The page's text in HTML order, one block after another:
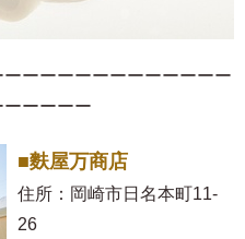
ーーーーーーーーーーーー
ーーーー
■麩屋万商店
住所：岡崎市日名本町11-
26